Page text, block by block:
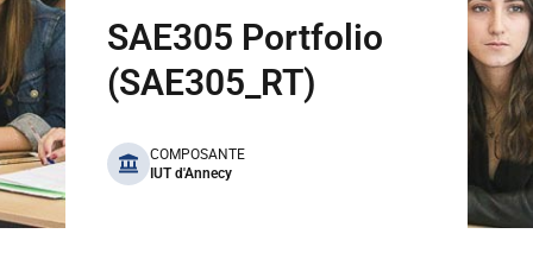
SAE305 Portfolio
(SAE305_RT)
benefits
COMPOSANTE
IUT d'Annecy